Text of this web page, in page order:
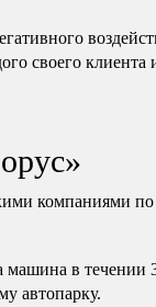
своего клиента
компаниями по
в течении
автопарку.